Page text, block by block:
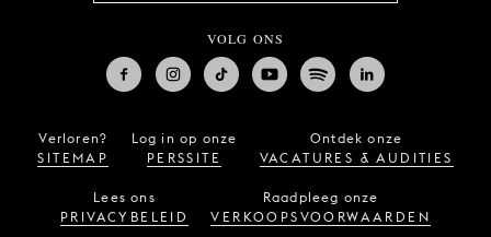
VOLG ONS
Verloren?
SITEMAP
Log in op onze
PERSSITE
Ontdek onze
VACATURES & AUDITIES
Lees ons
PRIVACYBELEID
Raadpleeg onze
VERKOOPSVOORWAARDEN